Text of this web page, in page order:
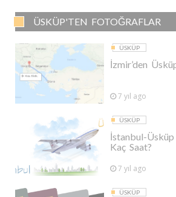
ÜSKÜP'TEN FOTOĞRAFLAR
ÜSKÜP
İzmir’den
7 yıl ago
ÜSKÜP
İstanbul-
Kaç Saat?
7 yıl ago
ÜSKÜP